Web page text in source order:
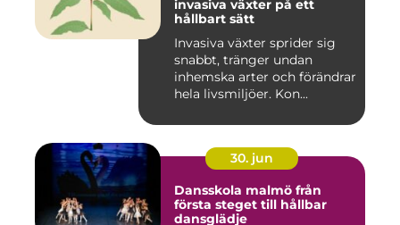
invasiva växter på ett
hållbart sätt
Invasiva växter sprider sig
snabbt, tränger undan
inhemska arter och förändrar
hela livsmiljöer. Kon...
30. jun
Dansskola malmö från
första steget till hållbar
dansglädje